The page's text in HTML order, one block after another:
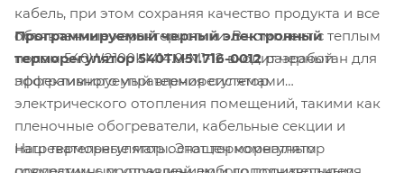
кабель, при этом сохраняя качество продукта и все
объявленные характеристики. В комплект с теплым
полом 540W2100KM14.0-M1-12 входит черный
программируемый терморегулятор.
Программируемый черный электронный
терморегулятор 540TM51.716-0012разработан для
эффективного управления системами
электрического отопления помещений, такими как
пленочные обогреватели, кабельные секции и
нагревательные маты. Этот терморегулятор
Наш терморегулятор оснащен комнатным